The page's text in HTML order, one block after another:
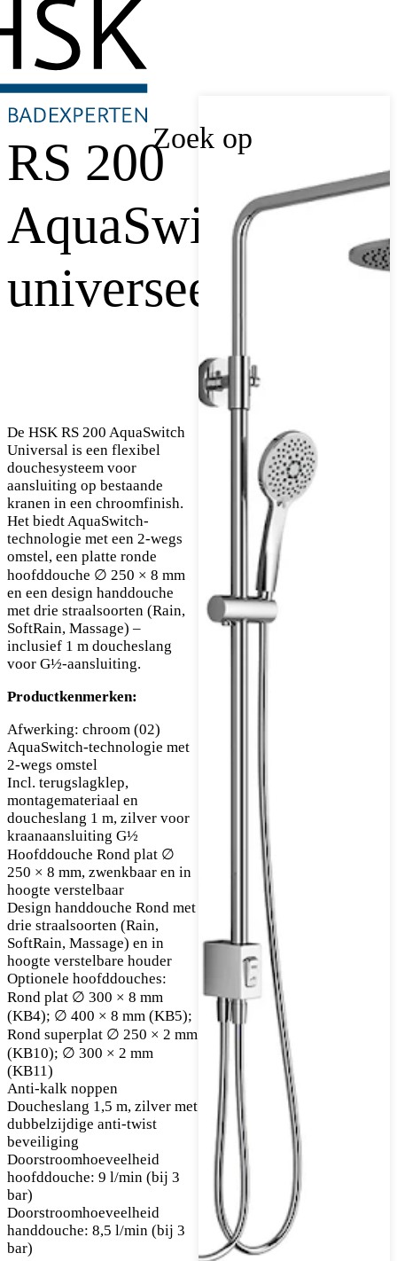
Zoek op
RS 200
AquaSwitch
universeel
De HSK RS 200 AquaSwitch
Universal is een flexibel
douchesysteem voor
aansluiting op bestaande
kranen in een chroomfinish.
Het biedt AquaSwitch-
technologie met een 2-wegs
omstel, een platte ronde
hoofddouche ∅ 250 × 8 mm
en een design handdouche
met drie straalsoorten (Rain,
SoftRain, Massage) –
inclusief 1 m doucheslang
voor G½-aansluiting.
Productkenmerken:
Afwerking: chroom (02)
AquaSwitch-technologie met
2-wegs omstel
Incl. terugslagklep,
montagemateriaal en
doucheslang 1 m, zilver voor
kraanaansluiting G½
Hoofddouche Rond plat ∅
250 × 8 mm, zwenkbaar en in
hoogte verstelbaar
Design handdouche Rond met
drie straalsoorten (Rain,
SoftRain, Massage) en in
hoogte verstelbare houder
Optionele hoofddouches:
Rond plat ∅ 300 × 8 mm
(KB4); ∅ 400 × 8 mm (KB5);
Rond superplat ∅ 250 × 2 mm
(KB10); ∅ 300 × 2 mm
(KB11)
Anti-kalk noppen
Doucheslang 1,5 m, zilver met
dubbelzijdige anti-twist
beveiliging
Doorstroomhoeveelheid
hoofddouche: 9 l/min (bij 3
bar)
Doorstroomhoeveelheid
handdouche: 8,5 l/min (bij 3
bar)